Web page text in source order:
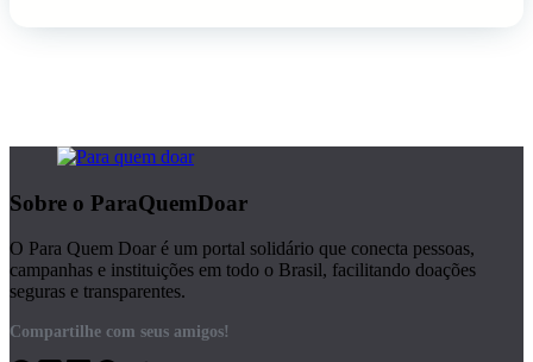
Sobre o ParaQuemDoar
O Para Quem Doar é um portal solidário que conecta pessoas,
campanhas e instituições em todo o Brasil, facilitando doações
seguras e transparentes.
Compartilhe com seus amigos!